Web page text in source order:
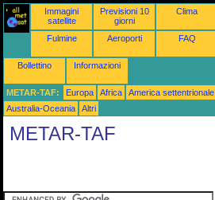
Immagini
satellite
Previsioni 10
giorni
Clima
Fulmine Aeroporti FAQ
Bollettino Informazioni
METAR-TAF: Europa Africa America settentrionale
Australia-Oceania
Altri
METAR-TAF